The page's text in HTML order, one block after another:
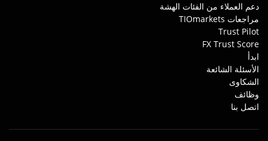
دعم العملاء من الفئات الهشة
مراجعات TIOmarkets
Trust Pilot
FX Trust Score
ابدأ
الأسئلة الشائعة
الشكاوى
وظائف
اتصل بنا